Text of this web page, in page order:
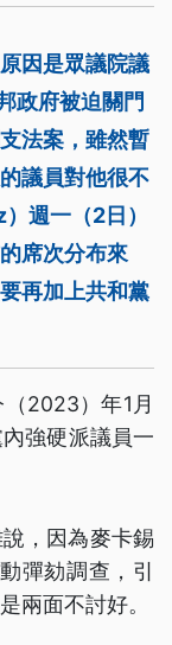
因是眾議院議
政府被迫關門
法案，雖然暫
議員對他很不
週一（2日）
席次分布來
再加上共和黨
2023）年1月
強硬派議員一
，因為麥卡錫
彈劾調查，引
兩面不討好。